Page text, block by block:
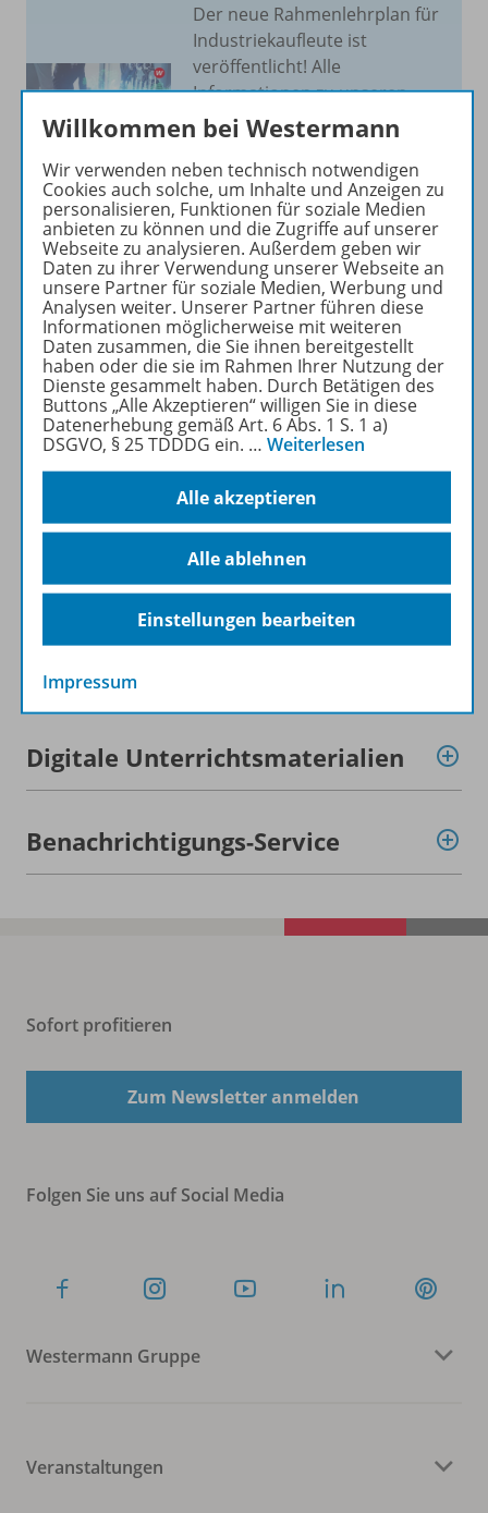
Der neue Rahmenlehrplan für
Industriekaufleute ist
veröffentlicht! Alle
Informationen zu unseren
neuen Reihenkonzepten,
passgenauen Lehrwerken
und dem neuen Lehrplan
erhalten Sie auf unserer
Sonderseite!
Zur Sonderseite
Produktinformationen
Beschreibung
Zugehörige Produkte
Ergänzende Materialien
Digitale Unterrichtsmaterialien
Benachrichtigungs-Service
Sofort profitieren
Zum Newsletter anmelden
Folgen Sie uns auf Social Media
Westermann Gruppe
Veranstaltungen
Willkommen bei Westermann
Wir verwenden neben technisch notwendigen
Cookies auch solche, um Inhalte und Anzeigen zu
personalisieren, Funktionen für soziale Medien
anbieten zu können und die Zugriffe auf unserer
Webseite zu analysieren. Außerdem geben wir
Daten zu ihrer Verwendung unserer Webseite an
unsere Partner für soziale Medien, Werbung und
Analysen weiter. Unserer Partner führen diese
Informationen möglicherweise mit weiteren
Daten zusammen, die Sie ihnen bereitgestellt
haben oder die sie im Rahmen Ihrer Nutzung der
Dienste gesammelt haben. Durch Betätigen des
Buttons „Alle Akzeptieren“ willigen Sie in diese
Datenerhebung gemäß Art. 6 Abs. 1 S. 1 a)
DSGVO, § 25 TDDDG ein. … Weiterlesen
Alle akzeptieren
Alle ablehnen
Einstellungen bearbeiten
Impressum